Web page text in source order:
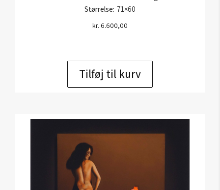
Størrelse: 71×60
kr. 6.600,00
Tilføj til kurv